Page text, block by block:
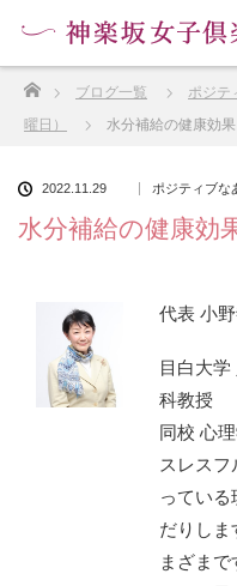
ブログ一覧
ポジテ
曜日）
水分補給の健康効果
2022.11.29 ポジティブな
水分補給の健康効
代表 小
目白大
科教授
同校 心
スレス
ってい
だりしま
まざま